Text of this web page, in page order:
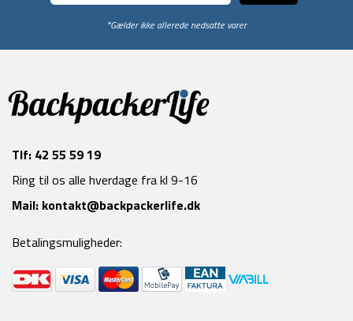
*Gælder ikke allerede nedsatte varer
Tlf: 42 55 59 19
Ring til os alle hverdage fra kl 9-16
Mail: kontakt@backpackerlife.dk
Betalingsmuligheder: